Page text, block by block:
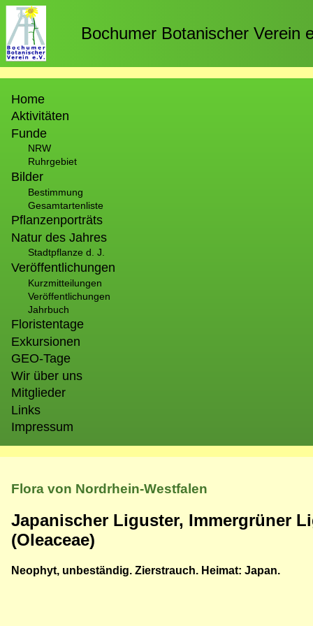
Direkt
zum
Inhalt
Bochumer Botanischer Verein
Home
Aktivitäten
Funde
NRW
Ruhrgebiet
Bilder
Bestimmung
Gesamtartenliste
Pflanzenporträts
Natur des Jahres
Stadtpflanze d. J.
Veröffentlichungen
Kurzmitteilungen
Veröffentlichungen
Jahrbuch
Floristentage
Exkursionen
GEO-Tage
Wir über uns
Mitglieder
Links
Impressum
Flora von Nordrhein-Westfalen
Japanischer Liguster, Immergrüner
(Oleaceae)
Neophyt, unbeständig. Zierstrauch. Heimat: Japan.